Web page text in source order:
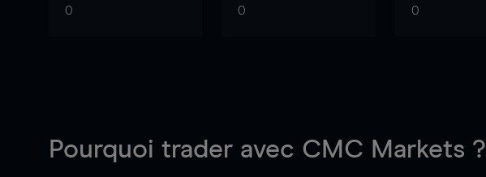
0 0 0
Pourquoi trader avec CMC Markets ?